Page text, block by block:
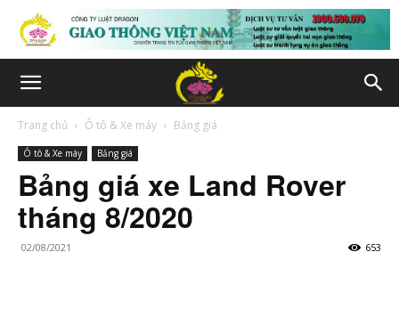
Trang chủ Ô tô & Xe máy Bảng giá
Ô tô & Xe máy Bảng giá
Bảng giá xe Land Rover
tháng 8/2020
02/08/2021 653